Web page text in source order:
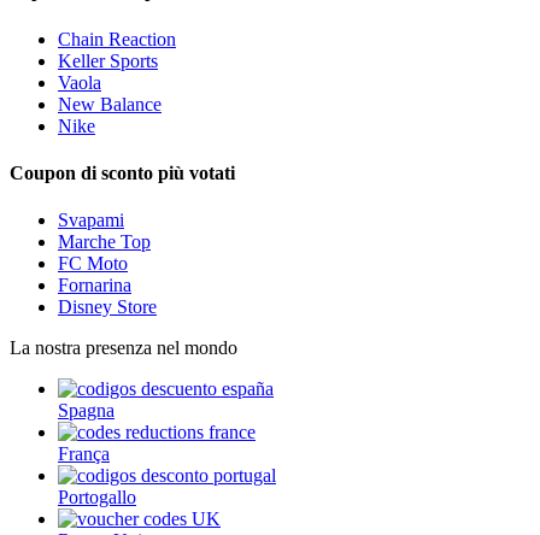
Chain Reaction
Keller Sports
Vaola
New Balance
Nike
Coupon di sconto più votati
Svapami
Marche Top
FC Moto
Fornarina
Disney Store
La nostra presenza nel mondo
Spagna
França
Portogallo